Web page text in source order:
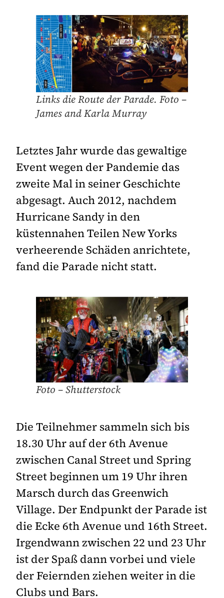
Links die Route der Parade. Foto –
James and Karla Murray
Letztes Jahr wurde das gewaltige
Event wegen der Pandemie das
zweite Mal in seiner Geschichte
abgesagt. Auch 2012, nachdem
Hurricane Sandy in den
küstennahen Teilen New Yorks
verheerende Schäden anrichtete,
fand die Parade nicht statt.
Foto – Shutterstock
Die Teilnehmer sammeln sich bis
18.30 Uhr auf der 6th Avenue
zwischen Canal Street und Spring
Street beginnen um 19 Uhr ihren
Marsch durch das Greenwich
Village. Der Endpunkt der Parade ist
die Ecke 6th Avenue und 16th Street.
Irgendwann zwischen 22 und 23 Uhr
ist der Spaß dann vorbei und viele
der Feiernden ziehen weiter in die
Clubs und Bars.